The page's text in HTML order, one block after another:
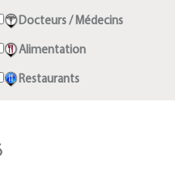
Docteurs / Médecins
Alimentation
Restaurants